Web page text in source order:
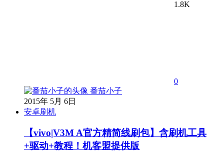
1.8K
0
番茄小子
2015年 5月 6日
安卓刷机
【vivo|V3M A官方精简线刷包】含刷机工具
+驱动+教程！机客盟提供版